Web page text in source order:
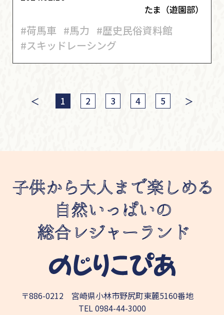
たま（遊園部）
#荷馬車 #馬力 #歴史民俗資料館
#スキッドレーシング
＜ 1 2 3 4 5 ＞
〒886-0212 宮崎県小林市野尻町東麓5160番地
TEL0984-44-3000